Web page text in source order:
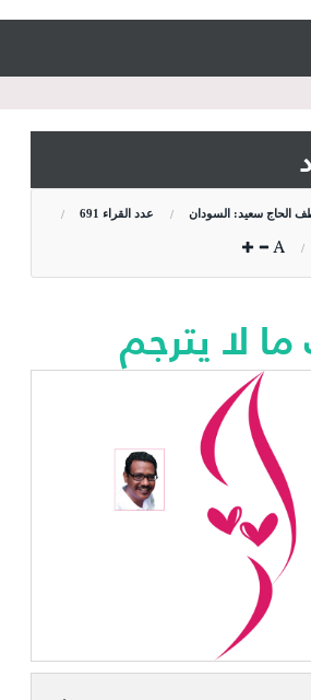
الحاج سعيد: السودان عدد القراء 691
لا يترجم